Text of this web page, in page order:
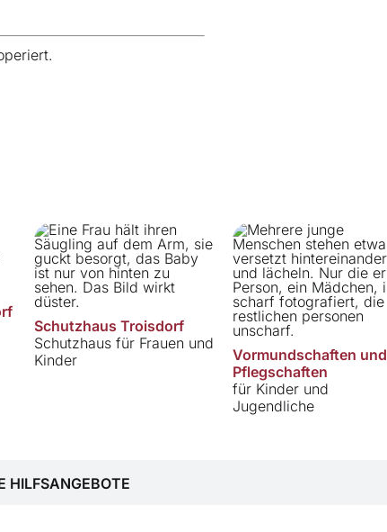
Schutzhaus Troisdorf
Schutzhaus für Frauen und
Kinder
Vormundschaften und
Pflegschaften
für Kinder und
Jugendliche
HILFSANGEBOTE